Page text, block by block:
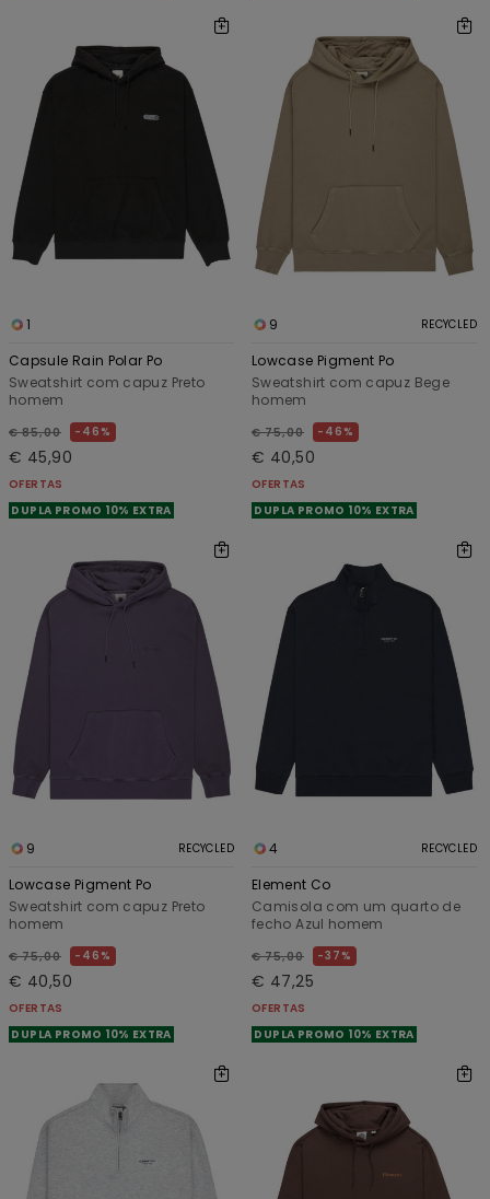
1
Capsule Rain Polar Po
Sweatshirt com capuz Preto
homem
€ 85,00 46%
€ 45,90
OFERTAS
DUPLA PROMO 10% EXTRA
9 RECYCLED
Lowcase Pigment Po
Sweatshirt com capuz Bege
homem
€ 75,00 46%
€ 40,50
OFERTAS
DUPLA PROMO 10% EXTRA
9 RECYCLED
Lowcase Pigment Po
Sweatshirt com capuz Preto
homem
€ 75,00 46%
€ 40,50
OFERTAS
DUPLA PROMO 10% EXTRA
4 RECYCLED
Element Co
Camisola com um quarto de
fecho Azul homem
€ 75,00 37%
€ 47,25
OFERTAS
DUPLA PROMO 10% EXTRA